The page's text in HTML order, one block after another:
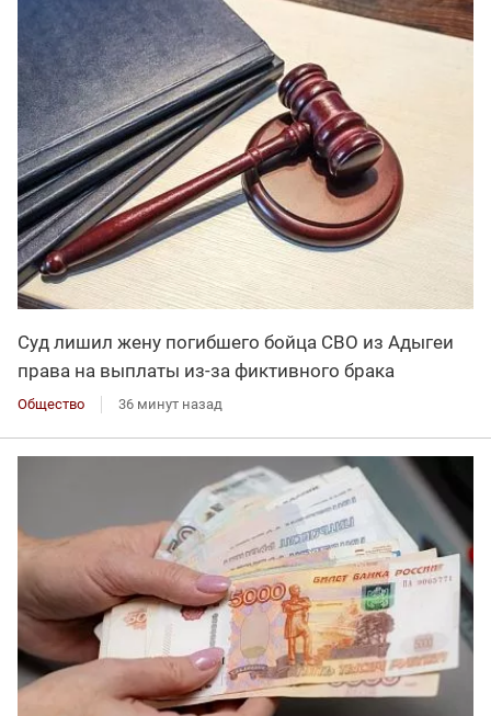
Суд лишил жену погибшего бойца СВО из Адыгеи
права на выплаты из-за фиктивного брака
Общество 36 минут назад